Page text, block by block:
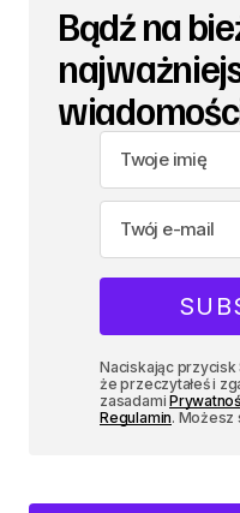
Bądź na
Naciskając
że przeczytałeś i
zasadami
Regulamin. Możesz